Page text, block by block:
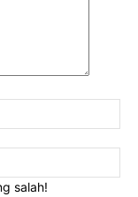
salah!